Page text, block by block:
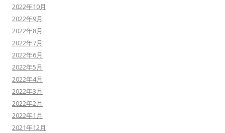
2022年10月
2022年9月
2022年8月
2022年7月
2022年6月
2022年5月
2022年4月
2022年3月
2022年2月
2022年1月
2021年12月